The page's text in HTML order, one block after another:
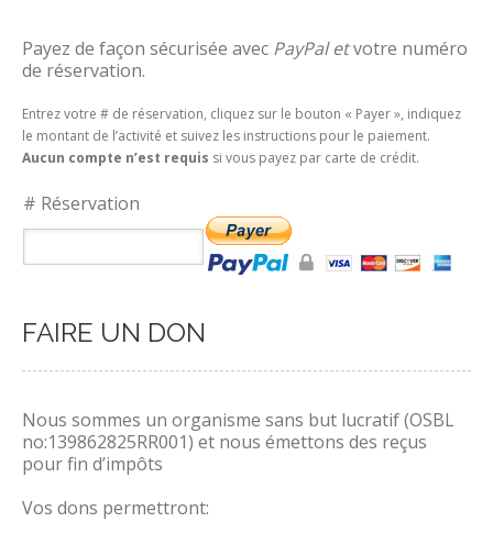
Payez de façon sécurisée avec PayPal etvotre numéro
de réservation.
Entrez votre # de réservation, cliquez sur le bouton « Payer », indiquez
le montant de l’activité et suivez les instructions pour le paiement.
Aucun compte n’est requis si vous payez par carte de crédit.
# Réservation
FAIRE UN DON
Nous sommes un organisme sans but lucratif (OSBL
no:139862825RR001) et nous émettons des reçus
pour fin d’impôts
Vos dons permettront: